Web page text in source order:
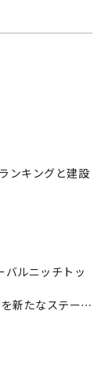
ンキングと建設
バルニッチトッ
新たなステージ